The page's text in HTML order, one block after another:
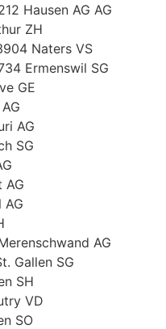
Hausen AG AG
ZH
Naters VS
Ermenswil SG
GE
AG
SG
AG
AG
Gallen SG
SH
VD
SO